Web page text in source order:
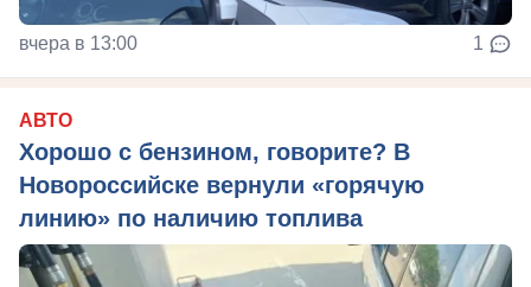
вчера в 13:00 1
АВТО
Хорошо с бензином, говорите? В
Новороссийске вернули «горячую
линию» по наличию топлива